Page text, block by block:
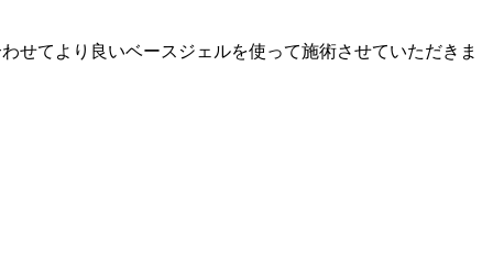
せてより良いベースジェルを使って施術させていただきま